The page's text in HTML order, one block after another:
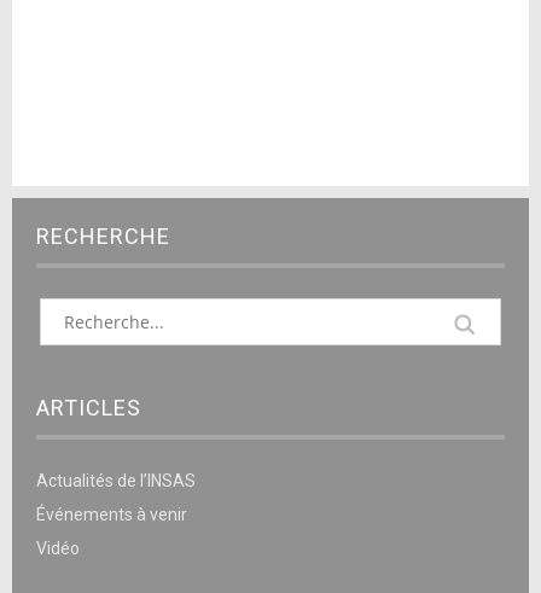
RECHERCHE
ARTICLES
Actualités de l’INSAS
Événements à venir
Vidéo